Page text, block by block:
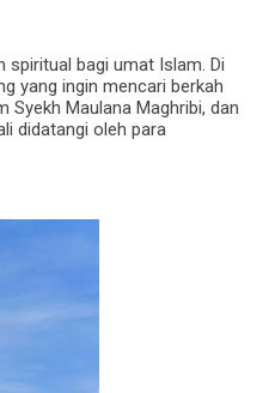
spiritual bagi umat Islam. Di
yang ingin mencari berkah
Syekh Maulana Maghribi, dan
didatangi oleh para